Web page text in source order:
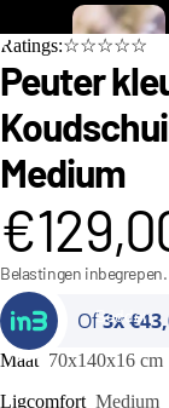
Bedden
Ratings:☆☆☆☆☆
Peuter
Medium
Belastingen
Of3x
Maat 70x140x16 cm
Ligcomfort Medium